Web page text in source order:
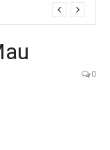
0